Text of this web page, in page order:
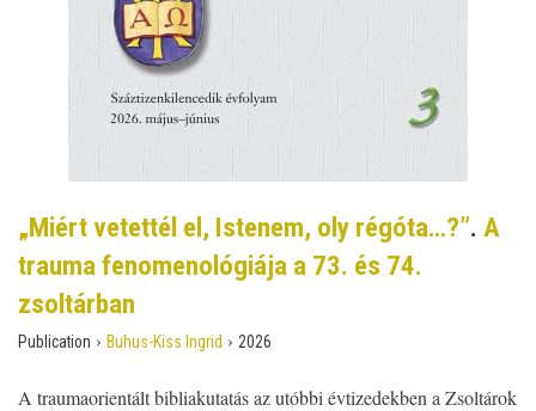
„Miért vetettél el, Istenem, oly régóta…?”. A
trauma fenomenológiája a 73. és 74.
zsoltárban
Publication › Buhus-Kiss Ingrid › 2026
A traumaorientált bibliakutatás az utóbbi évtizedekben a Zsoltárok